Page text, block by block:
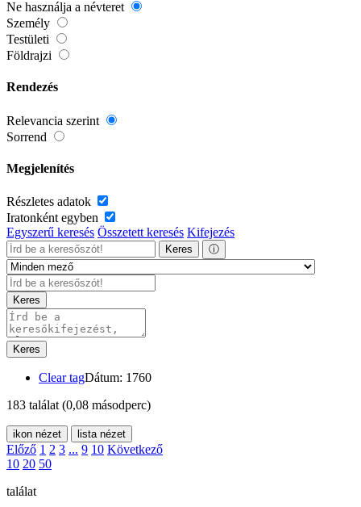
Ne használja a névteret
Személy
Testületi
Földrajzi
Rendezés
Relevancia szerint
Sorrend
Megjelenítés
Részletes adatok
Iratonként egyben
Egyszerű keresés Összetett keresés Kifejezés
Keres ⓘ
Keres
Keres
Clear tagDátum: 1760
183 találat (0,08 másodperc)
ikon nézet lista nézet
Előző 1 2 3 ... 9 10 Következő
10 20 50
találat